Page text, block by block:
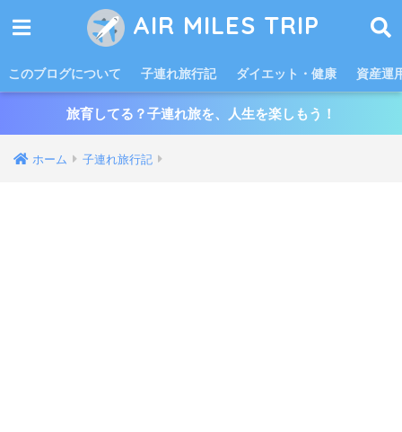
AIR MILES TRIP
このブログについて 子連れ旅行記 ダイエット・健康 資産運
旅育してる？子連れ旅を、人生を楽しもう！
ホーム 子連れ旅行記